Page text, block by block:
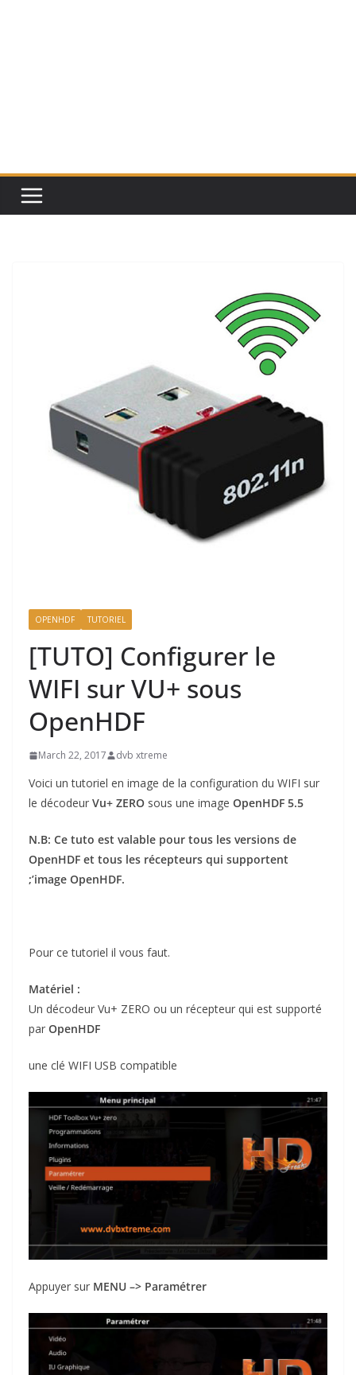
OPENHDF TUTORIEL
[TUTO] Configurer le
WIFI sur VU+ sous
OpenHDF
March 22, 2017 dvb xtreme
Voici un tutoriel en image de la configuration du WIFI sur
le décodeur Vu+ ZERO sous une image OpenHDF 5.5
N.B: Ce tuto est valable pour tous les versions de
OpenHDF et tous les récepteurs qui supportent
;’image OpenHDF.
Pour ce tutoriel il vous faut.
Matériel :
Un décodeur Vu+ ZERO ou un récepteur qui est supporté
par OpenHDF
une clé WIFI USB compatible
Appuyer sur MENU –> Paramétrer